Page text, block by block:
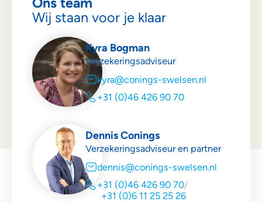
Wij staan voor je klaar
Kyra Bogman
Verzekeringsadviseur
kyra@conings-swelsen.nl
+31 (0)46 426 90 70
Dennis Conings
Verzekeringsadviseur en partner
dennis@conings-swelsen.nl
+31 (0)46 426 90 70/
+31 (0)6 11 25 25 26